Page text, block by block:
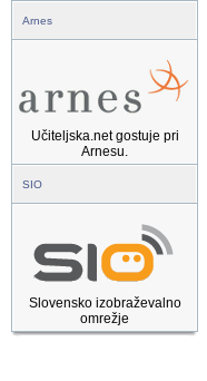
Arnes
Učiteljska.net gostuje pri
Arnesu.
SIO
Slovensko izobraževalno
omrežje